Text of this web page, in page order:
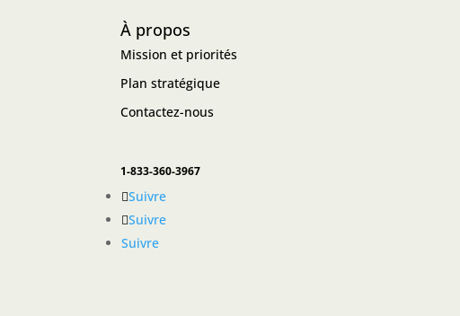
À propos
Mission et priorités
Plan stratégique
Contactez-nous
1-833-360-3967
Suivre
Suivre
Suivre